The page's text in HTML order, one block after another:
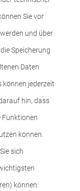
Sie vor
und über
Speicherung
Daten
können jederzeit
hin, dass
Funktionen
können.
sich
können: